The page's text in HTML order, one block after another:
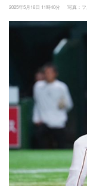
2025年5月16日 11時40分
写真：